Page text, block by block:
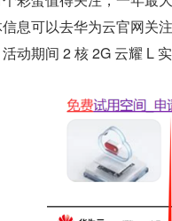
息可以去华为云官网关
动期间 2 核 2G 云耀 L